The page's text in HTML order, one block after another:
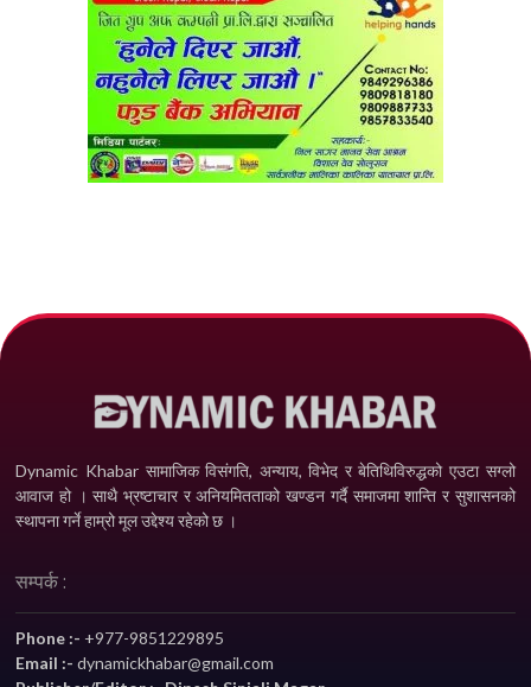
Dynamic Khabar सामाजिक विसंगति, अन्याय, विभेद­ र बेतिथिविरुद्धको एउटा सग्लो
आवाज हो । साथै भ्रष्टाचार र अनियमितताको खण्डन गर्दै समाजमा शान्ति र सुशासनको
स्थापना गर्ने हाम्रो मूल उद्देश्य रहेको छ ।
सम्पर्क :
Phone :- +977-9851229895
Email :-dynamickhabar@gmail.com